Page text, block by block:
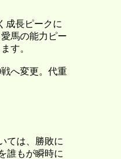
成長ピークに
馬の能力ピー
す。
へ変更。代重
ては、勝敗に
誰もが瞬時に